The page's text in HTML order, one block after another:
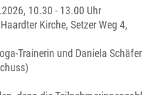
10.30 - 13.00 Uhr
Kirche, Setzer Weg 4,
Trainerin und Daniela Schäfer